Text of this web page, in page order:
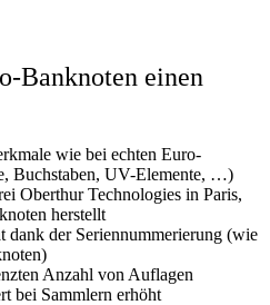
Banknoten einen
wie bei echten Euro-
Buchstaben, UV-Elemente, …)
Oberthur Technologies in Paris,
herstellt
dank der Seriennummerierung (wie
Anzahl von Auflagen
bei Sammlern erhöht